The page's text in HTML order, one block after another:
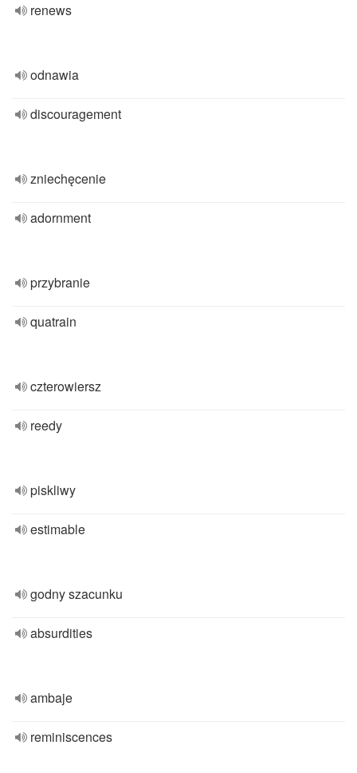
renews
odnawia
discouragement
zniechęcenie
adornment
przybranie
quatrain
czterowiersz
reedy
piskliwy
estimable
godny szacunku
absurdities
ambaje
reminiscences